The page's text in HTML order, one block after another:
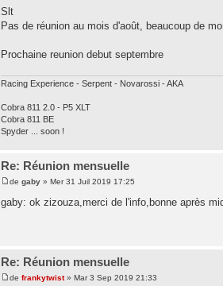
Slt
Pas de réunion au mois d'août, beaucoup de
Prochaine reunion debut septembre
Racing Experience - Serpent - Novarossi - AKA
Cobra 811 2.0 - P5 XLT
Cobra 811 BE
Spyder ... soon !
Re: Réunion mensuelle
degaby » Mer 31 Juil 2019 17:25
gaby: ok zizouza,merci de l'info,bonne après
Re: Réunion mensuelle
defrankytwist» Mar 3 Sep 2019 21:33